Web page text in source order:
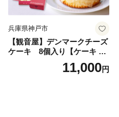
兵庫県神戸市
【観音屋】デンマークチーズ
ケーキ 8個入り【ケーキ チ
ーズケーキ 人気スイーツ お
すすめスイーツ 神戸スイー
11,000円